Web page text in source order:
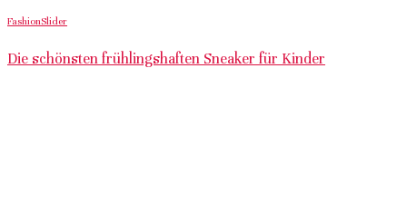
FashionSlider
Die schönsten frühlingshaften Sneaker für Kinder